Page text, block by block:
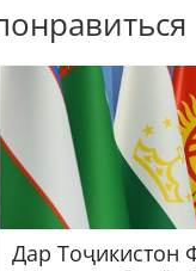
Дар Тоҷикистон